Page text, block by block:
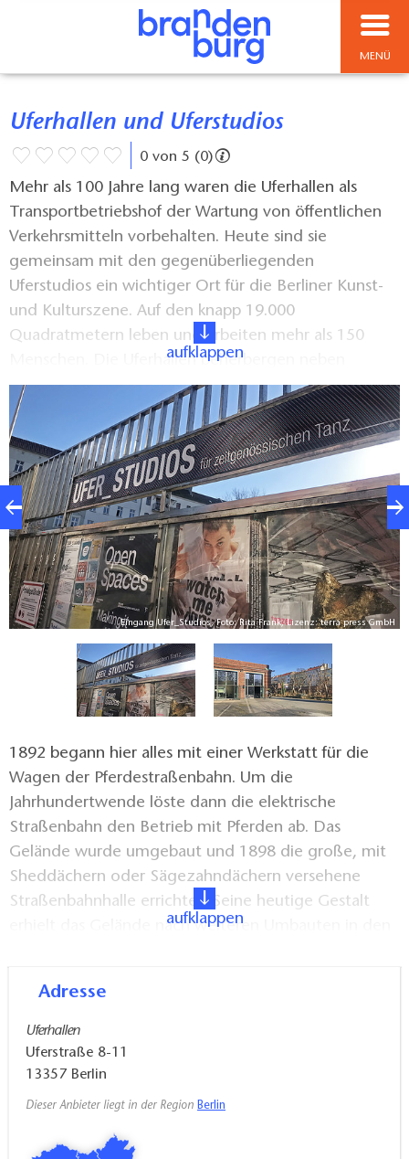
MENÜ
Uferhallen und Uferstudios
0 von 5 (0)
Mehr als 100 Jahre lang waren die Uferhallen als
Transportbetriebshof der Wartung von öffentlichen
Verkehrsmitteln vorbehalten. Heute sind sie
gemeinsam mit den gegenüberliegenden
Uferstudios ein wichtiger Ort für die Berliner Kunst-
und Kulturszene. Auf den knapp 19.000
Quadratmetern leben und arbeiten mehr als 150
Menschen. Die Uferhallen beherbergen neben
Ateliers und Atelierwohnungen auch Tanz- und
Proberäume, Tonstudios, eine Konzert- und eine
Ausstellungshalle, Werkstätten, Gastronomie und
vielseitige Veranstaltungsräume.
aufklappen
Eingang Ufer_Studios, Foto: Rita Frank, Lizenz: terra press GmbH
1892 begann hier alles mit einer Werkstatt für die
Wagen der Pferdestraßenbahn. Um die
Jahrhundertwende löste dann die elektrische
Straßenbahn den Betrieb mit Pferden ab. Das
Gelände wurde umgebaut und 1898 die große, mit
Sheddächern oder Sägezahndächern versehene
Straßenbahnhalle errichtet. Seine heutige Gestalt
erhielt das Gelände nach weiteren Umbauten in den
zuletzt auch für die Instandsetzung ihrer Omnibusse
genutzten Betriebsbahnhof still.
Der Verein Uferhallen e. V. setzt sich für den Erhalt
des Ensembles und der gegenwärtigen Nutzung ein.
aufklappen
Adresse
Uferhallen
Uferstraße 8-11
13357 Berlin
Dieser Anbieter liegt in der Region Berlin